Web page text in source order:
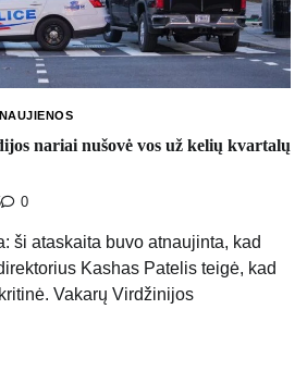
nariai nušovė vos už kelių kvartalų
0
ši ataskaita buvo atnaujinta, kad
Kashas Patelis teigė, kad
Vakarų Virdžinijos